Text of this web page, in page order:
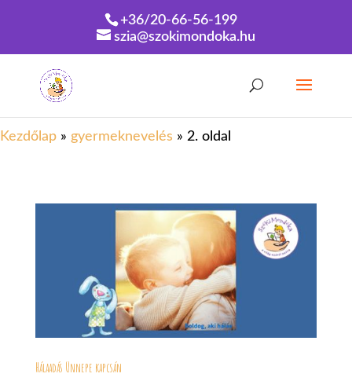
+36/20-66-56-199
szia@szokimondoka.hu
Kezdőlap » gyermeknevelés » 2. oldal
Hálaadás Ünnepe kapcsán